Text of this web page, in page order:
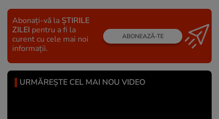
Abonați-vă la ȘTIRILE
ZILEI pentru a fi la
curent cu cele mai noi
informații.
ABONEAZĂ-TE
URMĂREȘTE CEL MAI NOU VIDEO